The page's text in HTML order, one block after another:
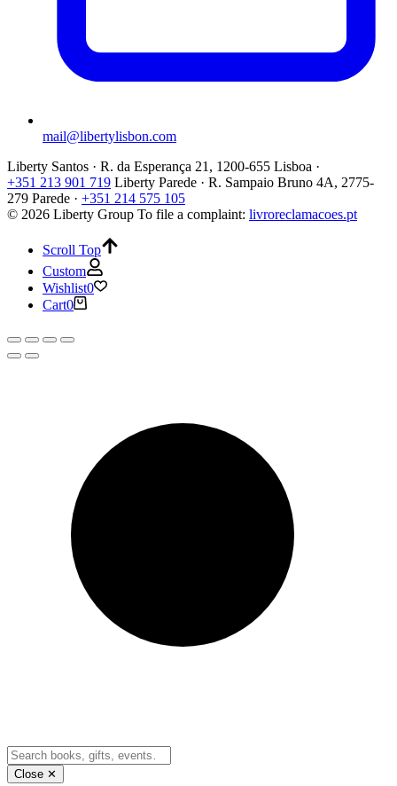
mail@libertylisbon.com
Liberty Santos · R. da Esperança 21, 1200-655 Lisboa ·
+351 213 901 719 Liberty Parede · R. Sampaio Bruno 4A, 2775-
279 Parede · +351 214 575 105
© 2026 Liberty Group To file a complaint: livroreclamacoes.pt
Scroll Top
Custom
Wishlist0
Cart0
Close ✕